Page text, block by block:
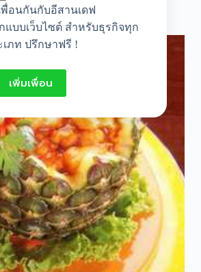
พื่อนกันกับอีสานเดฟ
แบบเว็บไซต์ สำหรับธุรกิจทุก
เภท ปรึกษาฟรี !
เพิ่มเพื่อน